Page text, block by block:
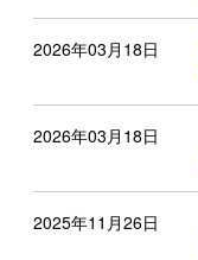
2026年03月18日
2026年03月18日
2025年11月26日